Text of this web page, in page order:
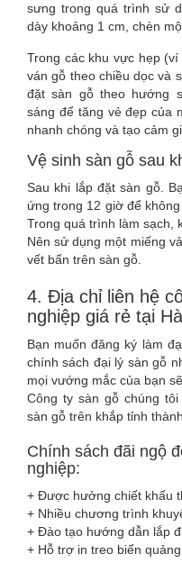
sưng trong quá trình sử
dày khoảng 1 cm, chèn
Trong các khu vực hẹp
ván gỗ theo chiều dọc và
đặt sàn gỗ theo hướng
sáng để tăng vẻ đẹp của
nhanh chóng và tạo cảm
Vệ sinh sàn gỗ sau
Sau khi lắp đặt sàn gỗ.
ứng trong 12 giờ để
Trong quá trình làm sạch,
Nên sử dụng một miếng
vết bẩn trên sàn gỗ.
4. Địa chỉ liên hệ
nghiệp giá rẻ tại
Bạn muốn đăng ký làm
chính sách đại lý sàn gỗ
mọi vướng mắc của bạn
Công ty sàn gỗ chúng
sàn gỗ trên khắp tỉnh
Chính sách đãi ngộ
nghiệp:
+ Được hưởng chiết khấu
+ Nhiều chương trình
+ Đào tạo hướng dẫn lắp
+ Hỗ trợ in treo biển